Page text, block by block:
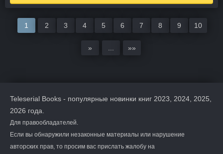
1 2 3 4 5 6 7 8 9 10
» »»
Teleserial Books - популярные новинки книг 2023, 2024, 2025,
2026 года.
Для правообладателей.
Если вы обнаружили незаконные материалы или нарушение
авторских прав, то просим вас прислать жалобу на